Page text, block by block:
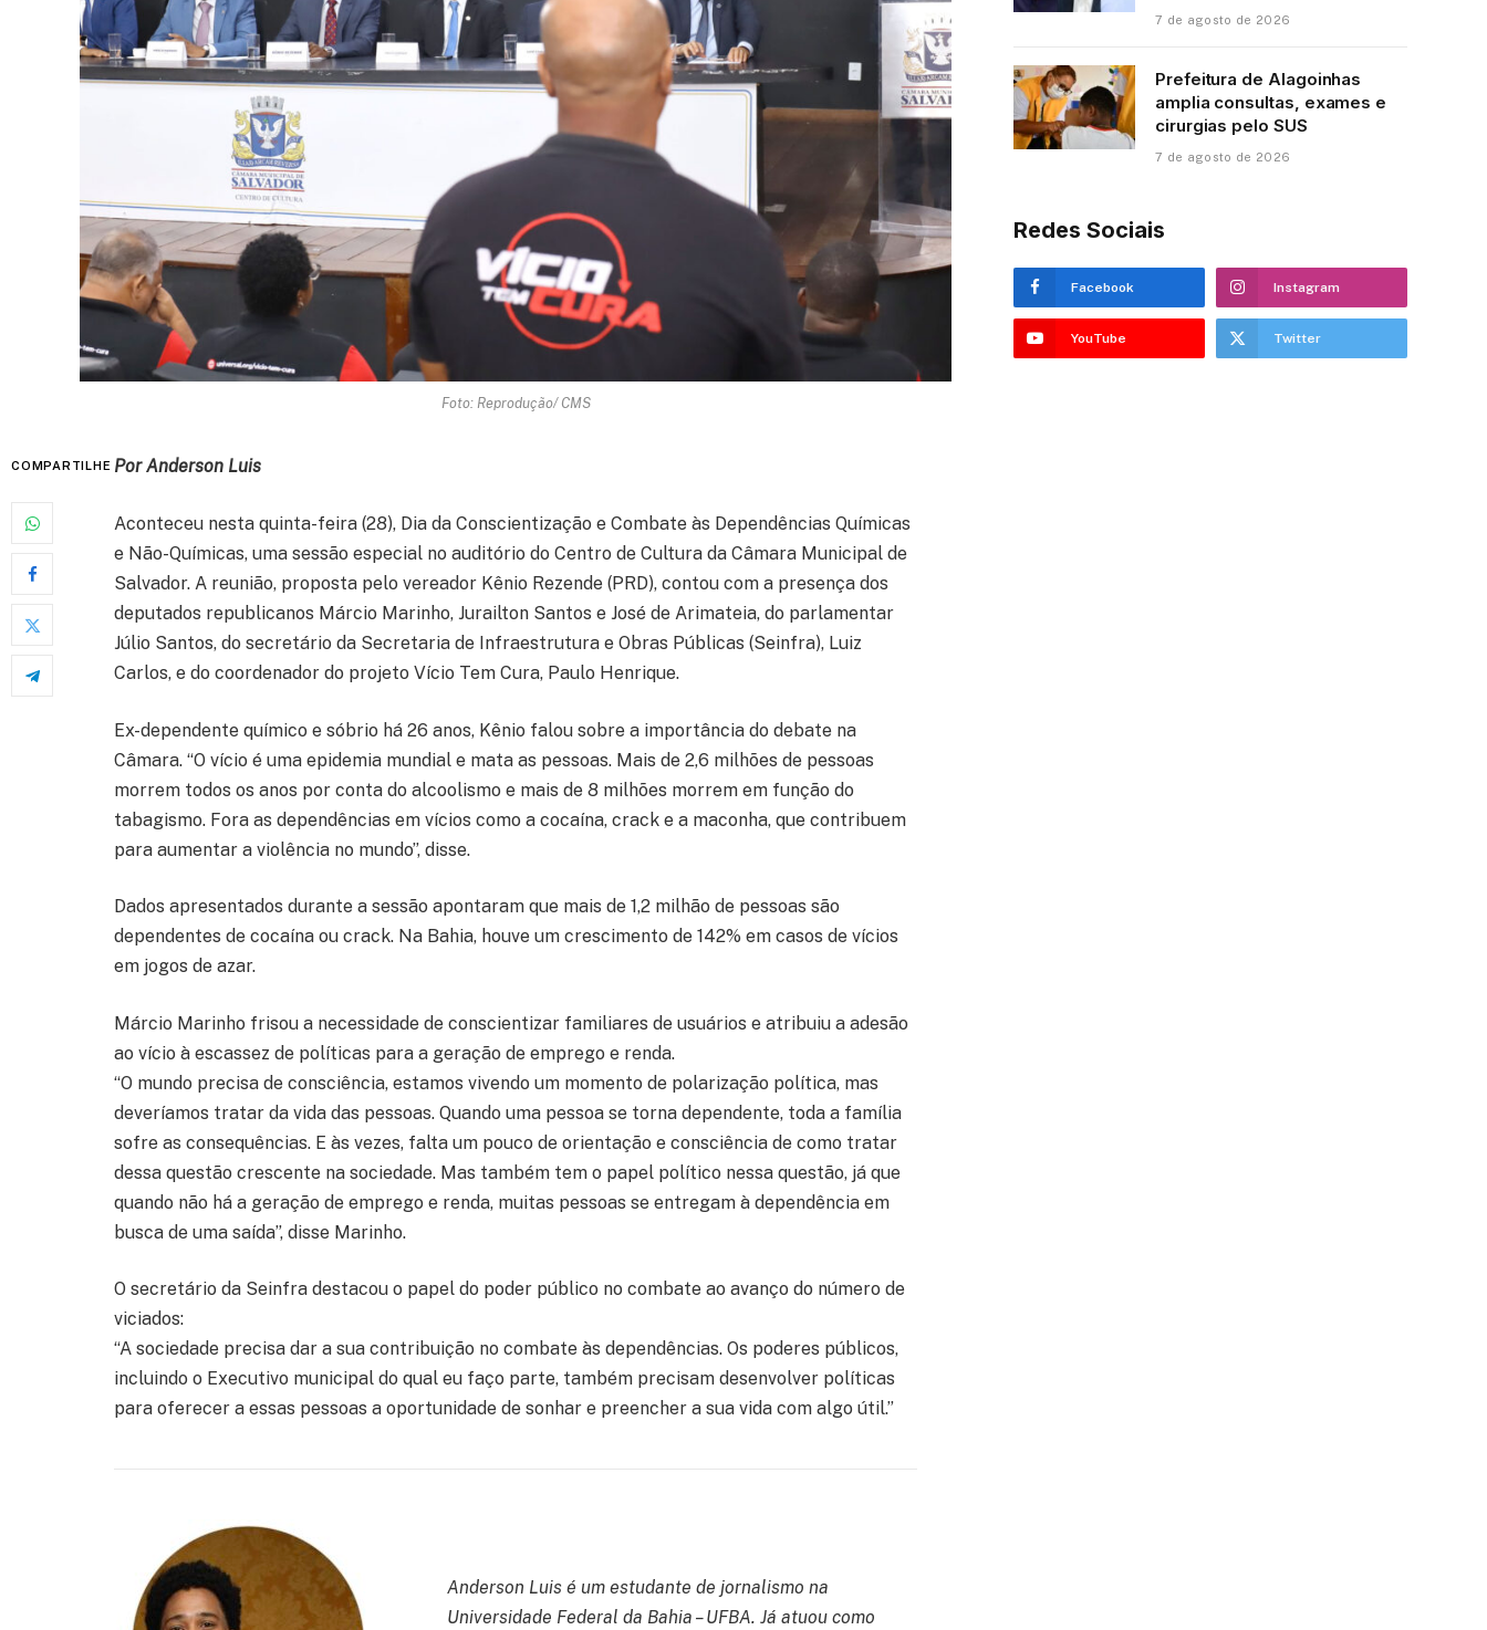
Foto: Reprodução/ CMS
COMPARTILHE Por Anderson Luis
Aconteceu nesta quinta-feira (28), Dia da Conscientização e Combate às Dependências Químicas
e Não-Químicas, uma sessão especial no auditório do Centro de Cultura da Câmara Municipal de
Salvador. A reunião, proposta pelo vereador Kênio Rezende (PRD), contou com a presença dos
deputados republicanos Márcio Marinho, Jurailton Santos e José de Arimateia, do parlamentar
Júlio Santos, do secretário da Secretaria de Infraestrutura e Obras Públicas (Seinfra), Luiz
Carlos, e do coordenador do projeto Vício Tem Cura, Paulo Henrique.
Ex-dependente químico e sóbrio há 26 anos, Kênio falou sobre a importância do debate na
Câmara. “O vício é uma epidemia mundial e mata as pessoas. Mais de 2,6 milhões de pessoas
morrem todos os anos por conta do alcoolismo e mais de 8 milhões morrem em função do
tabagismo. Fora as dependências em vícios como a cocaína, crack e a maconha, que contribuem
para aumentar a violência no mundo”, disse.
Dados apresentados durante a sessão apontaram que mais de 1,2 milhão de pessoas são
dependentes de cocaína ou crack. Na Bahia, houve um crescimento de 142% em casos de vícios
em jogos de azar.
Márcio Marinho frisou a necessidade de conscientizar familiares de usuários e atribuiu a adesão
ao vício à escassez de políticas para a geração de emprego e renda.
“O mundo precisa de consciência, estamos vivendo um momento de polarização política, mas
deveríamos tratar da vida das pessoas. Quando uma pessoa se torna dependente, toda a família
sofre as consequências. E às vezes, falta um pouco de orientação e consciência de como tratar
dessa questão crescente na sociedade. Mas também tem o papel político nessa questão, já que
quando não há a geração de emprego e renda, muitas pessoas se entregam à dependência em
busca de uma saída”, disse Marinho.
O secretário da Seinfra destacou o papel do poder público no combate ao avanço do número de
viciados:
“A sociedade precisa dar a sua contribuição no combate às dependências. Os poderes públicos,
incluindo o Executivo municipal do qual eu faço parte, também precisam desenvolver políticas
para oferecer a essas pessoas a oportunidade de sonhar e preencher a sua vida com algo útil.”
Anderson Luis é um estudante de jornalismo na
Universidade Federal da Bahia – UFBA. Já atuou como
7 de agosto de 2026
Prefeitura de Alagoinhas
amplia consultas, exames e
cirurgias pelo SUS
7 de agosto de 2026
Redes Sociais
Facebook Instagram
YouTube Twitter